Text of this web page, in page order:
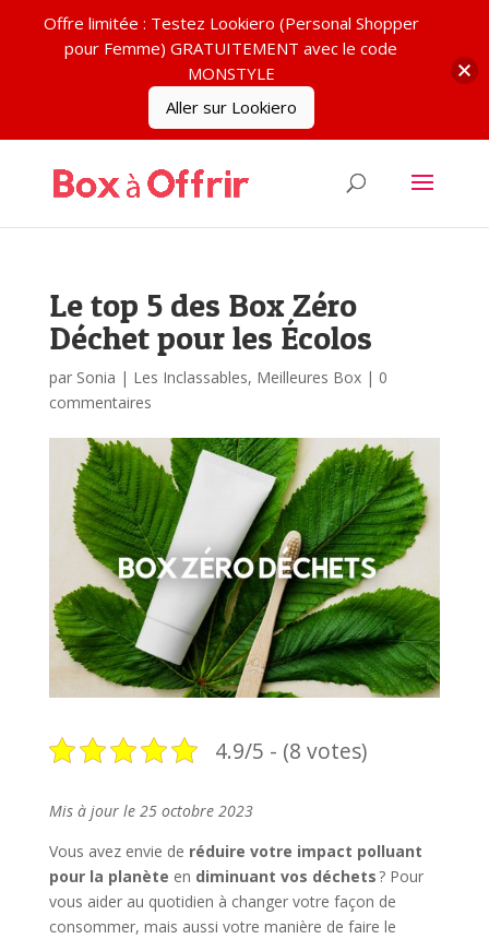
Le top 5 des Box Zéro
Déchet pour les Écolos
par Sonia | Les Inclassables, Meilleures Box| 0
commentaires
4.9/5 - (8 votes)
Mis à jour le 25 octobre 2023
Vous avez envie de réduire votre impact polluant
pour la planète en diminuant vos déchets? Pour
vous aider au quotidien à changer votre façon de
consommer, mais aussi votre manière de faire le
Offre limitée : Testez Lookiero (Personal Shopper
pour Femme) GRATUITEMENT avec le code
MONSTYLE
Aller sur Lookiero